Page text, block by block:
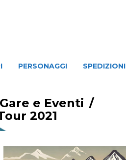
PERSONAGGI SPEDIZIONI
Gare e Eventi /
2021